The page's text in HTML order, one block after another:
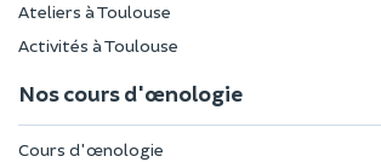
Ateliers à Toulouse
Activités à Toulouse
Nos cours d'œnologie
Cours d'œnologie